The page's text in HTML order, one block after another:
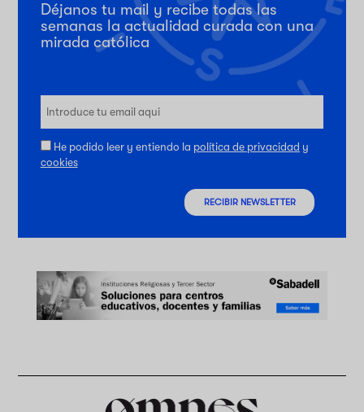
Déjanos tu mail y recibe todas las
semanas la actualidad curada con una
mirada católica
He podido leer y entiendo la política de privacidad y
cookies
RECIBIR NEWSLETTER